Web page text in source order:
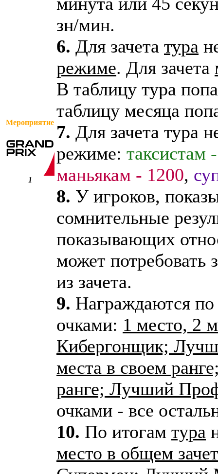
Мероприятие
1
зн/мин.
6. Для зачета тура
режиме. Для зачета
В таблицу тура
таблицу месяца
7. Для зачета тура
режиме: таксистам
маньякам - 1200,
8. У игроков,
сомнительные
показывающих
может потребовать
из зачета.
9. Награждаются
очками: 1 место, 2
Кибергонщик;
места в своем
ранге; Лучший
очками - все
10. По итогам тура
место в общем